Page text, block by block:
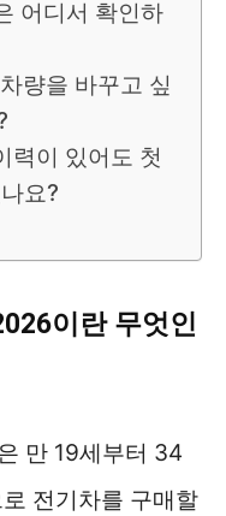
어디서 확인하
량을 바꾸고 싶
력이 있어도 첫
요?
이란 무엇인
만 19세부터 34
전기차를 구매할